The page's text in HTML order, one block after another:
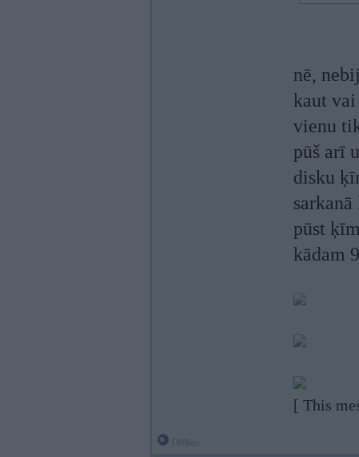
nē,
kaut
vienu
pūš arī
disku
pūst
kādam
[ This